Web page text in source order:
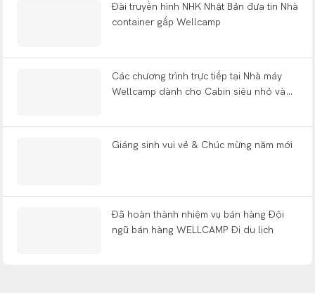
Đài truyền hình NHK Nhật Bản đưa tin Nhà
container gấp Wellcamp
Các chương trình trực tiếp tại Nhà máy
Wellcamp dành cho Cabin siêu nhỏ và
Giáng sinh vui vẻ & Chúc mừng năm mới
Đã hoàn thành nhiệm vụ bán hàng Đội
ngũ bán hàng WELLCAMP Đi du lịch